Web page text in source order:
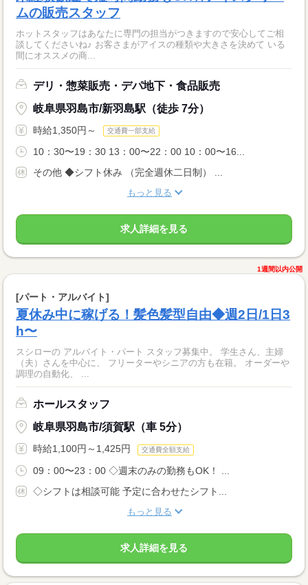
ムの販売スタッフ
ホットスタッフはあなたに専門の担当がつきますので安心してご相
談してくださいね♪ お客さまがアイスの種類や大きさを決めて いる
間にオススメの商...
デリ・惣菜販売・デパ地下・食品販売
岐阜県羽島市/新羽島駅（徒歩 7分）
時給1,350円～ 交通費一部支給
10：30〜19：30 13：00〜22：00 10：00〜16...
その他 ◆シフト休み （完全週休二日制） ...
もっと見る
求人詳細を見る
1週間以内公開
[パート・アルバイト]
夏休み中に稼げる！髪色髪型自由◆週2日/1日3
h〜
スシローの アルバイト・パート スタッフ募集中。 学生さん、主婦
（夫）さんを中心に、 フリーターやシニアの方も在籍。 オーダーや
調理の自動化、 ...
ホールスタッフ
岐阜県羽島市/須賀駅（車 5分）
時給1,100円～1,425円 交通費全額支給
09：00〜23：00 ◇週末のみの勤務もOK！ ...
◇シフトは相談可能 予定に合わせたシフト...
もっと見る
求人詳細を見る